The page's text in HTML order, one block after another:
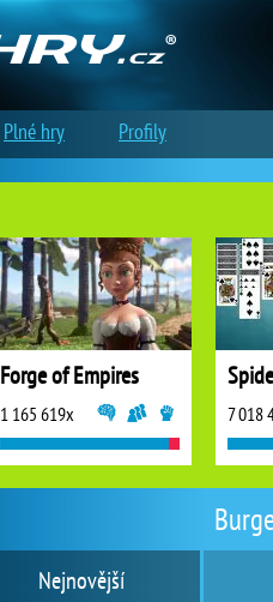
Nejnovější
Forge of Empires
1 165 619x 7 018
Plné hry Profily